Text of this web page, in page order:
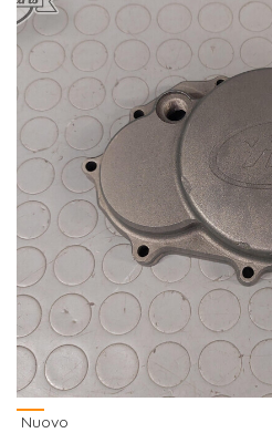
Nuovo